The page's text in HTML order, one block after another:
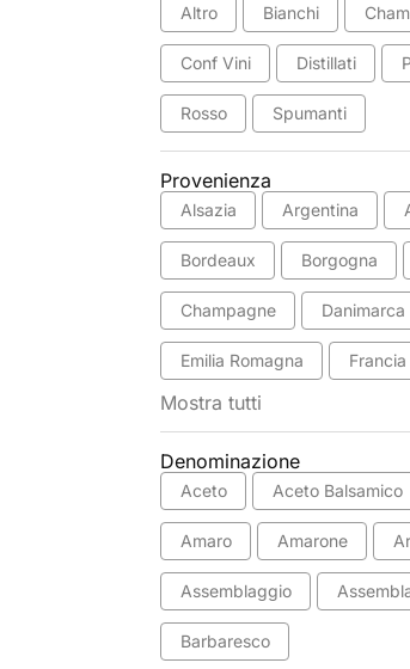
Altro Bianchi
Conf Vini Distillati
Rosso Spumanti
Provenienza
Alsazia Argentina
Bordeaux Borgogna
Champagne Danimarca
Emilia Romagna Francia
Mostra tutti
Denominazione
Aceto Aceto Balsamico
Amaro Amarone
Assemblaggio
Barbaresco